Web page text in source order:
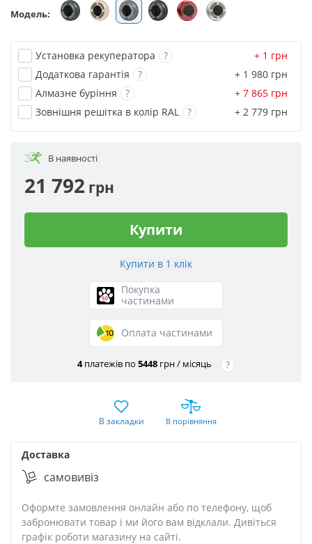
Модель:
Установка рекуператора ? + 1 грн
Додаткова гарантія
? + 1 980 грн
Алмазне буріння
? + 7 865 грн
Зовнішня решітка в колір RAL
? + 2 779 грн
В наявності
21 792 грн
Купити
Покупка
частинами
Оплата частинами
4платежів по 5448 грн / місяць ?
В закладки В порівняння
Доставка
cамовивіз
Оформте замовлення онлайн або по телефону, щоб
забронювати товар і ми його вам відклали. Дивіться
графік роботи магазину на сайті.